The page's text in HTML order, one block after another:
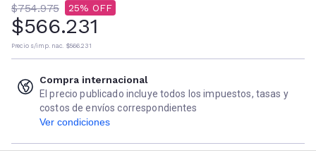
$754.975 25
$566.231
Precio s/imp. nac. $566.231
Compra internacional
El precio publicado incluye todos los impuestos, tasas y
costos de envíos correspondientes
Ver condiciones